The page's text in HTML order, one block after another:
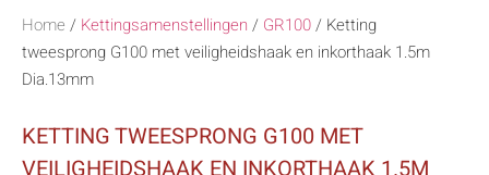
Home / Kettingsamenstellingen / GR100/ Ketting
tweesprong G100 met veiligheidshaak en inkorthaak 1.5m
Dia.13mm
KETTING TWEESPRONG G100 MET